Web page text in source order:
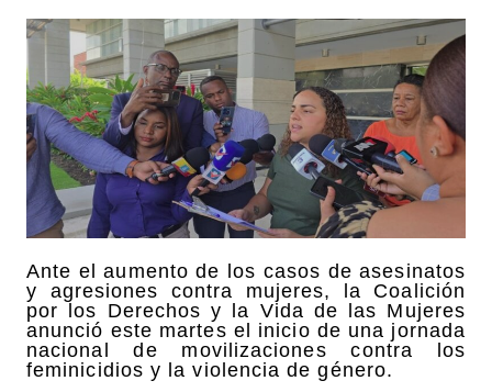
Ante el aumento de los casos de asesinatos
y agresiones contra mujeres, la Coalición
por los Derechos y la Vida de las Mujeres
anunció este martes el inicio de una jornada
nacional de movilizaciones contra los
feminicidios y la violencia de género.